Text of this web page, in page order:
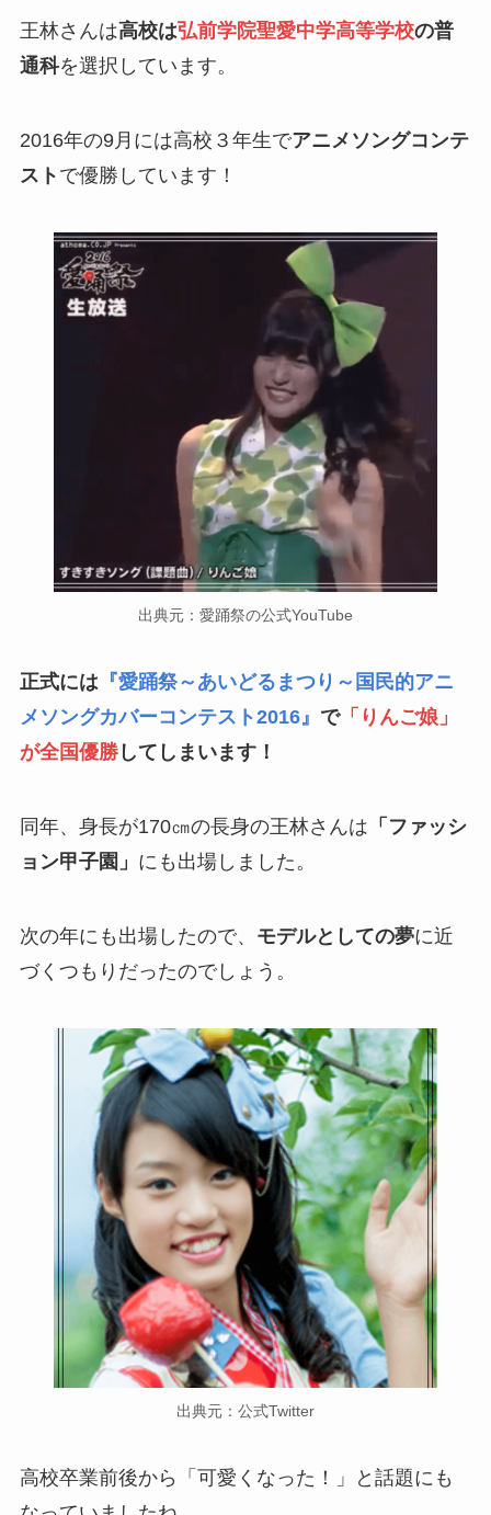
王林さんは高校は弘前学院聖愛中学高等学校の普
通科を選択しています。
2016年の9月には高校３年生でアニメソングコンテ
スト で優勝しています！
出典元：愛踊祭の公式YouTube
正式には『愛踊祭～あいどるまつり～国民的アニ
メソングカバーコンテスト2016』 で「りんご娘」
が全国優勝してしまいます！
同年、身長が170㎝の長身の王林さんは 「ファッシ
ョン甲子園」 にも出場しました。
次の年にも出場したので、 モデルとしての夢に近
づくつもりだったのでしょう。
出典元：公式Twitter
高校卒業前後から「可愛くなった！」と話題にも